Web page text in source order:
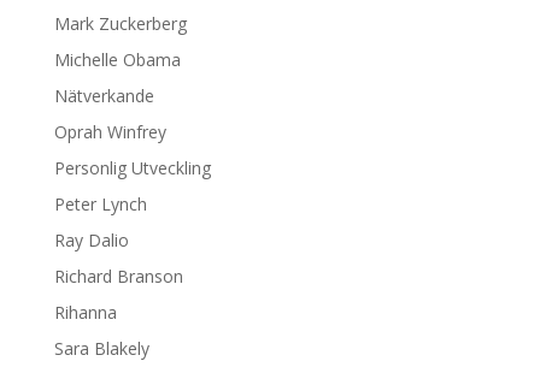
Mark Zuckerberg
Michelle Obama
Nätverkande
Oprah Winfrey
Personlig Utveckling
Peter Lynch
Ray Dalio
Richard Branson
Rihanna
Sara Blakely